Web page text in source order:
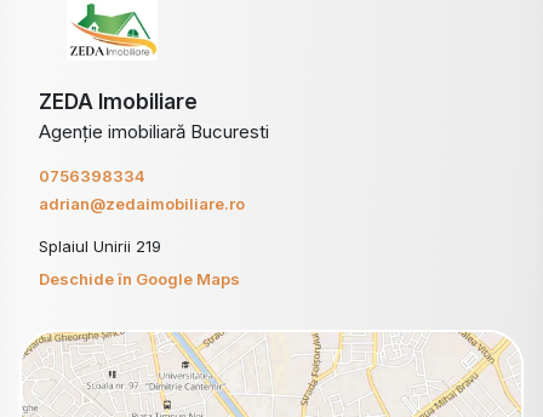
ZEDA Imobiliare
Agenție imobiliară Bucuresti
0756398334
adrian@zedaimobiliare.ro
Splaiul Unirii 219
Deschide în Google Maps